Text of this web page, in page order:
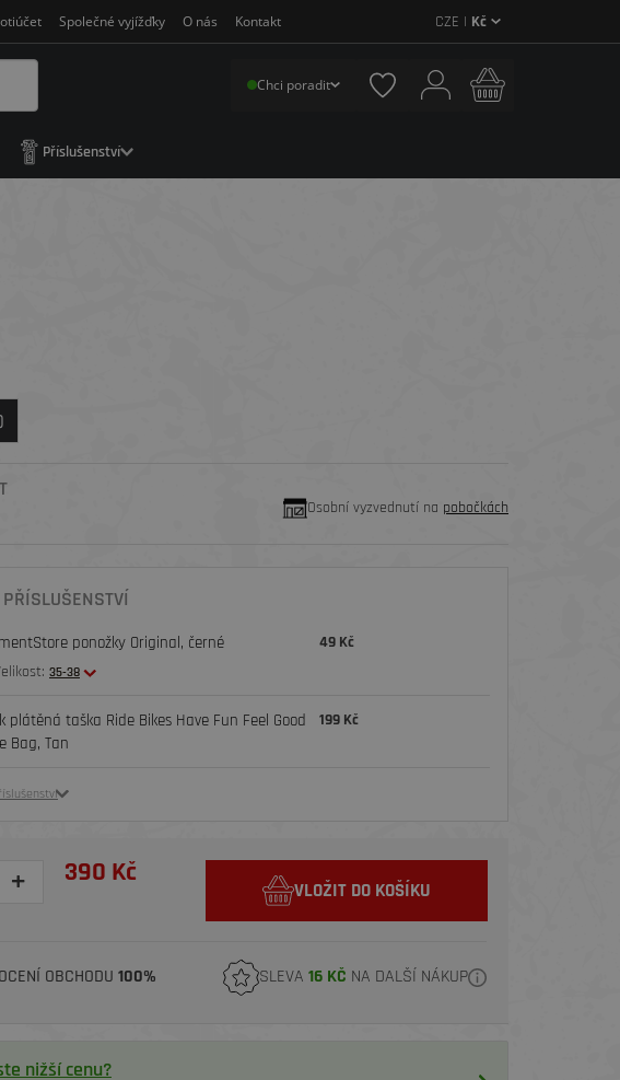
Společné vyjížďky O nás Kontakt CZE | Kč
Chci poradit
Příslušenství
Osobní vyzvednutí na pobočkách
ponožky Original, černé
35-38
49 Kč
plátěná taška Ride Bikes Have Fun Feel Good
Bag, Tan
199 Kč
+ 390 Kč
VLOŽIT DO KOŠÍKU
OBCHODU 100% SLEVA 16 KČ NA DALŠÍ NÁKUP
nižší cenu?